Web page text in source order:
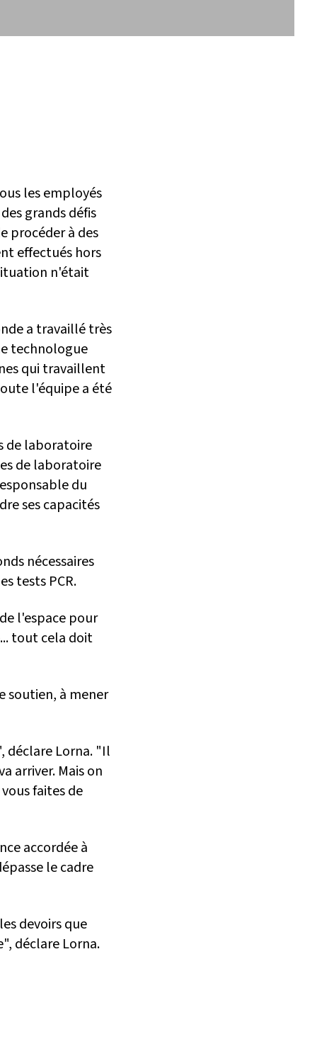
les employés
grands défis
procéder à des
effectués hors
n'était
a travaillé très
technologue
qui travaillent
l'équipe a été
de laboratoire
de laboratoire
du
ses capacités
nécessaires
tests PCR.
l'espace pour
tout cela doit
soutien, à mener
déclare Lorna. "Il
arriver. Mais on
faites de
accordée à
le cadre
devoirs que
déclare Lorna.